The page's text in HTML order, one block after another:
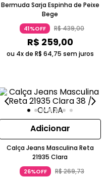
Bermuda Sarja Espinha de Peixe
Bege
41%OFF R$439,00
R$ 259,00
ou 4x de R$ 64,75 sem juros
Adicionar
Calça Jeans Masculina Reta
21935 Clara
26%OFF R$269,73